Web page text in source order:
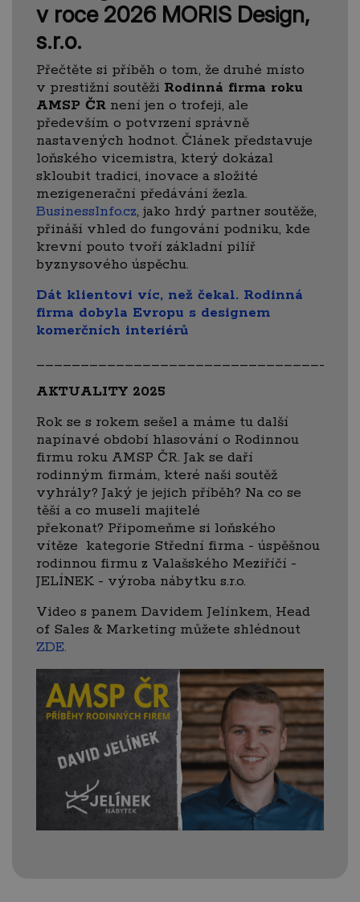
v roce 2026 MORIS Design,
s.r.o.
Přečtěte si příběh o tom, že druhé místo
v prestižní soutěži Rodinná firma roku
AMSP ČR není jen o trofeji, ale
především o potvrzení správně
nastavených hodnot. Článek představuje
loňského vicemistra, který dokázal
skloubit tradici, inovace a složité
mezigenerační předávání žezla.
BusinessInfo.cz, jako hrdý partner soutěže,
přináší vhled do fungování podniku, kde
krevní pouto tvoří základní pilíř
byznysového úspěchu.
Dát klientovi víc, než čekal. Rodinná
firma dobyla Evropu s designem
komerčních interiérů
AKTUALITY 2025
Rok se s rokem sešel a máme tu další
napínavé období hlasování o Rodinnou
firmu roku AMSP ČR. Jak se daří
rodinným firmám, které naši soutěž
vyhrály? Jaký je jejich příběh? Na co se
těší a co museli majitelé
překonat? Připomeňme si loňského
vítěze kategorie Střední firma - úspěšnou
rodinnou firmu z Valašského Meziříčí -
JELÍNEK - výroba nábytku s.r.o.
Video s panem Davidem Jelínkem, Head
of Sales & Marketing můžete shlédnout
ZDE.